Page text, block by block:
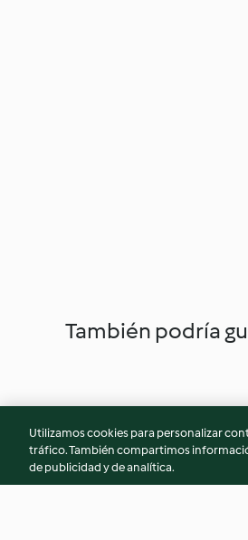
También podría
Utilizamos cookies para personalizar
tráfico. También compartimos
de publicidad y de analítica.